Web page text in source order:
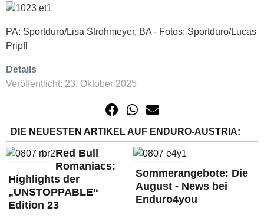
PA: Sportduro/Lisa Strohmeyer, BA - Fotos: Sportduro/Lucas
Pripfl
Details
Veröffentlicht: 23. Oktober 2025
DIE NEUESTEN ARTIKEL AUF ENDURO-AUSTRIA:
Red Bull
Romaniacs:
Highlights der
„UNSTOPPABLE“
Edition 23
Sommerangebote: Die
August - News bei
Enduro4you